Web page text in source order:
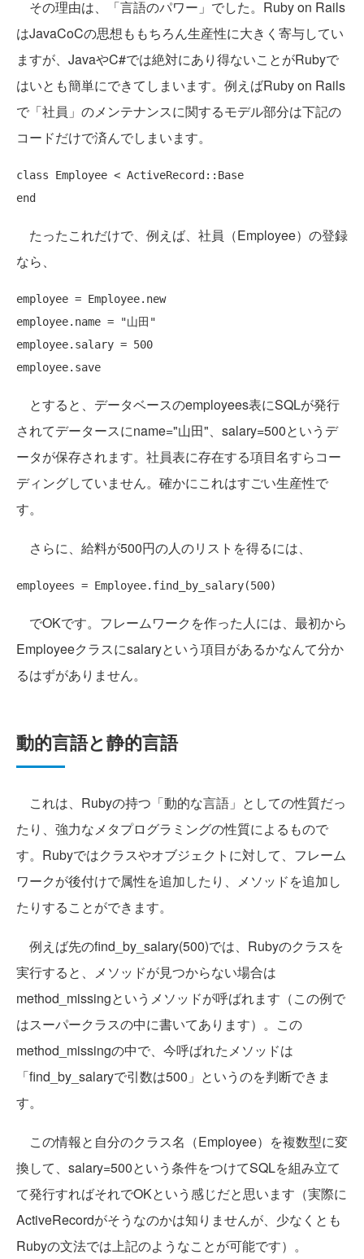
その理由は、「言語のパワー」でした。Ruby on Rails
はJavaCoCの思想ももちろん生産性に大きく寄与してい
ますが、JavaやC#では絶対にあり得ないことがRubyで
はいとも簡単にできてしまいます。例えばRuby on Rails
で「社員」のメンテナンスに関するモデル部分は下記の
コードだけで済んでしまいます。
class
end
たったこれだけで、例えば、社員（Employee）の登録
なら、
employee = Employee.new
employee.name =
"山田"
employee.salary = 500
とすると、データベースのemployees表にSQLが発行
されてデータースにname="山田"、salary=500というデ
ータが保存されます。社員表に存在する項目名すらコー
ディングしていません。確かにこれはすごい生産性で
す。
さらに、給料が500円の人のリストを得るには、
でOKです。フレームワークを作った人には、最初から
Employeeクラスにsalaryという項目があるかなんて分か
るはずがありません。
動的言語と静的言語
これは、Rubyの持つ「動的な言語」としての性質だっ
たり、強力なメタプログラミングの性質によるもので
す。Rubyではクラスやオブジェクトに対して、フレーム
ワークが後付けで属性を追加したり、メソッドを追加し
たりすることができます。
例えば先のfind_by_salary(500)では、Rubyのクラスを
実行すると、メソッドが見つからない場合は
method_missingというメソッドが呼ばれます（この例で
はスーパークラスの中に書いてあります）。この
method_missingの中で、今呼ばれたメソッドは
「find_by_salaryで引数は500」というのを判断できま
す。
この情報と自分のクラス名（Employee）を複数型に変
換して、salary=500という条件をつけてSQLを組み立て
て発行すればそれでOKという感じだと思います（実際に
ActiveRecordがそうなのかは知りませんが、少なくとも
Rubyの文法では上記のようなことが可能です）。